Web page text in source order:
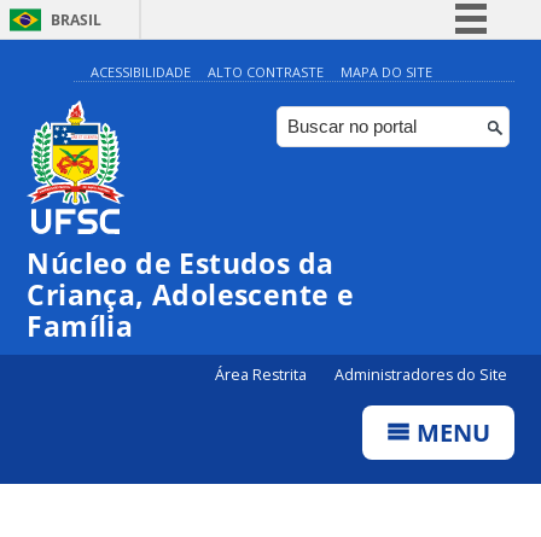
BRASIL
Simplifique!
Comunica BR
Participe
ACESSIBILIDADE ALTO CONTRASTE MAPA DO SITE
Núcleo de Estudos da
Criança, Adolescente e
Família
Área Restrita Administradores do Site
MENU